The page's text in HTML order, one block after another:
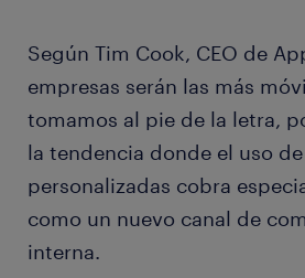
Según Tim Cook, CEO de
empresas serán las más
tomamos al pie de la letra,
la tendencia donde el uso
personalizadas cobra
como un nuevo canal de
interna.